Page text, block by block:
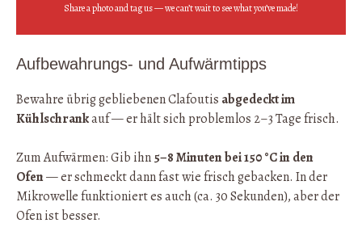
Share a photo and tag us — we can’t wait to see what you’ve made!
Aufbewahrungs- und Aufwärmtipps
Bewahre übrig gebliebenen Clafoutis abgedeckt im
Kühlschrankauf — er hält sich problemlos 2–3 Tage frisch.
Zum Aufwärmen: Gib ihn5–8 Minuten bei 150 °C in den
Ofen— er schmeckt dann fast wie frisch gebacken. In der
Mikrowelle funktioniert es auch (ca. 30 Sekunden), aber der
Ofen ist besser.